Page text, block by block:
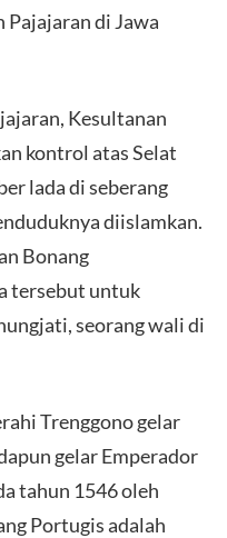
Pajajaran di Jawa
Kesultanan
kontrol atas Selat
lada di seberang
diislamkan.
Bonang
tersebut untuk
seorang wali di
Trenggono gelar
gelar Emperador
tahun 1546 oleh
Portugis adalah